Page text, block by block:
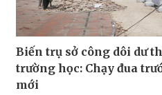
Biến trụ sở công dôi dư
trường học: Chạy đua
mới